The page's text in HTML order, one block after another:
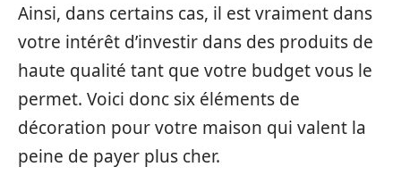
Ainsi, dans certains cas, il est vraiment dans
votre intérêt d’investir dans des produits de
haute qualité tant que votre budget vous le
permet. Voici donc six éléments de
décoration pour votre maison qui valent la
peine de payer plus cher.